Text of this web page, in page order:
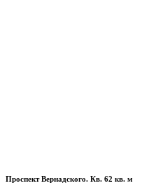
Проспект Вернадского. Кв. 62 кв. м